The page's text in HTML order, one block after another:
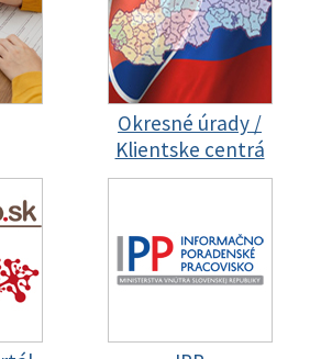
Okresné úrady /
Klientske centrá